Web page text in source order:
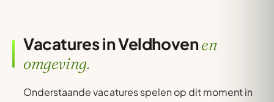
Vacatures in Veldhovenen
omgeving.
Onderstaande vacatures spelen op dit moment in